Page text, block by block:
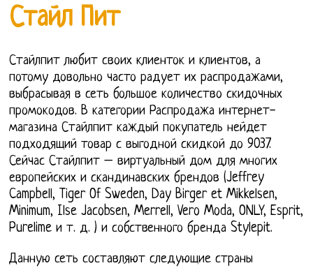
Стайл Пит
Стайлпит любит своих клиенток и клиентов, а
потому довольно часто радует их распродажами,
выбрасывая в сеть большое количество скидочных
промокодов. В категории Распродажа интернет-
магазина Стайлпит каждый покупатель нейдет
подходящий товар с выгодной скидкой до 9037.
Сейчас Стайлпит – виртуальный дом для многих
европейских и скандинавских брендов (Jeffrey
Campbell, Tiger Of Sweden, Day Birger et Mikkelsen,
Minimum, Ilse Jacobsen, Merrell, Vero Moda, ONLY, Esprit,
Purelime и т. д. ) и собственного бренда Stylepit.
Данную сеть составляют следующие страны